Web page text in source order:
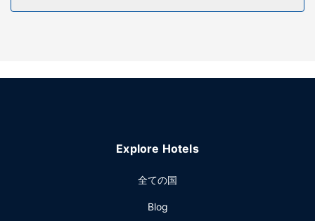
キューグリルをご利用いただけます。
ドライクリーニング / ランドリー サービス、ランドリー設
だけます。敷地内にはセルフパーキング (無料) が備わってい
Explore Hotels
全ての国
Blog